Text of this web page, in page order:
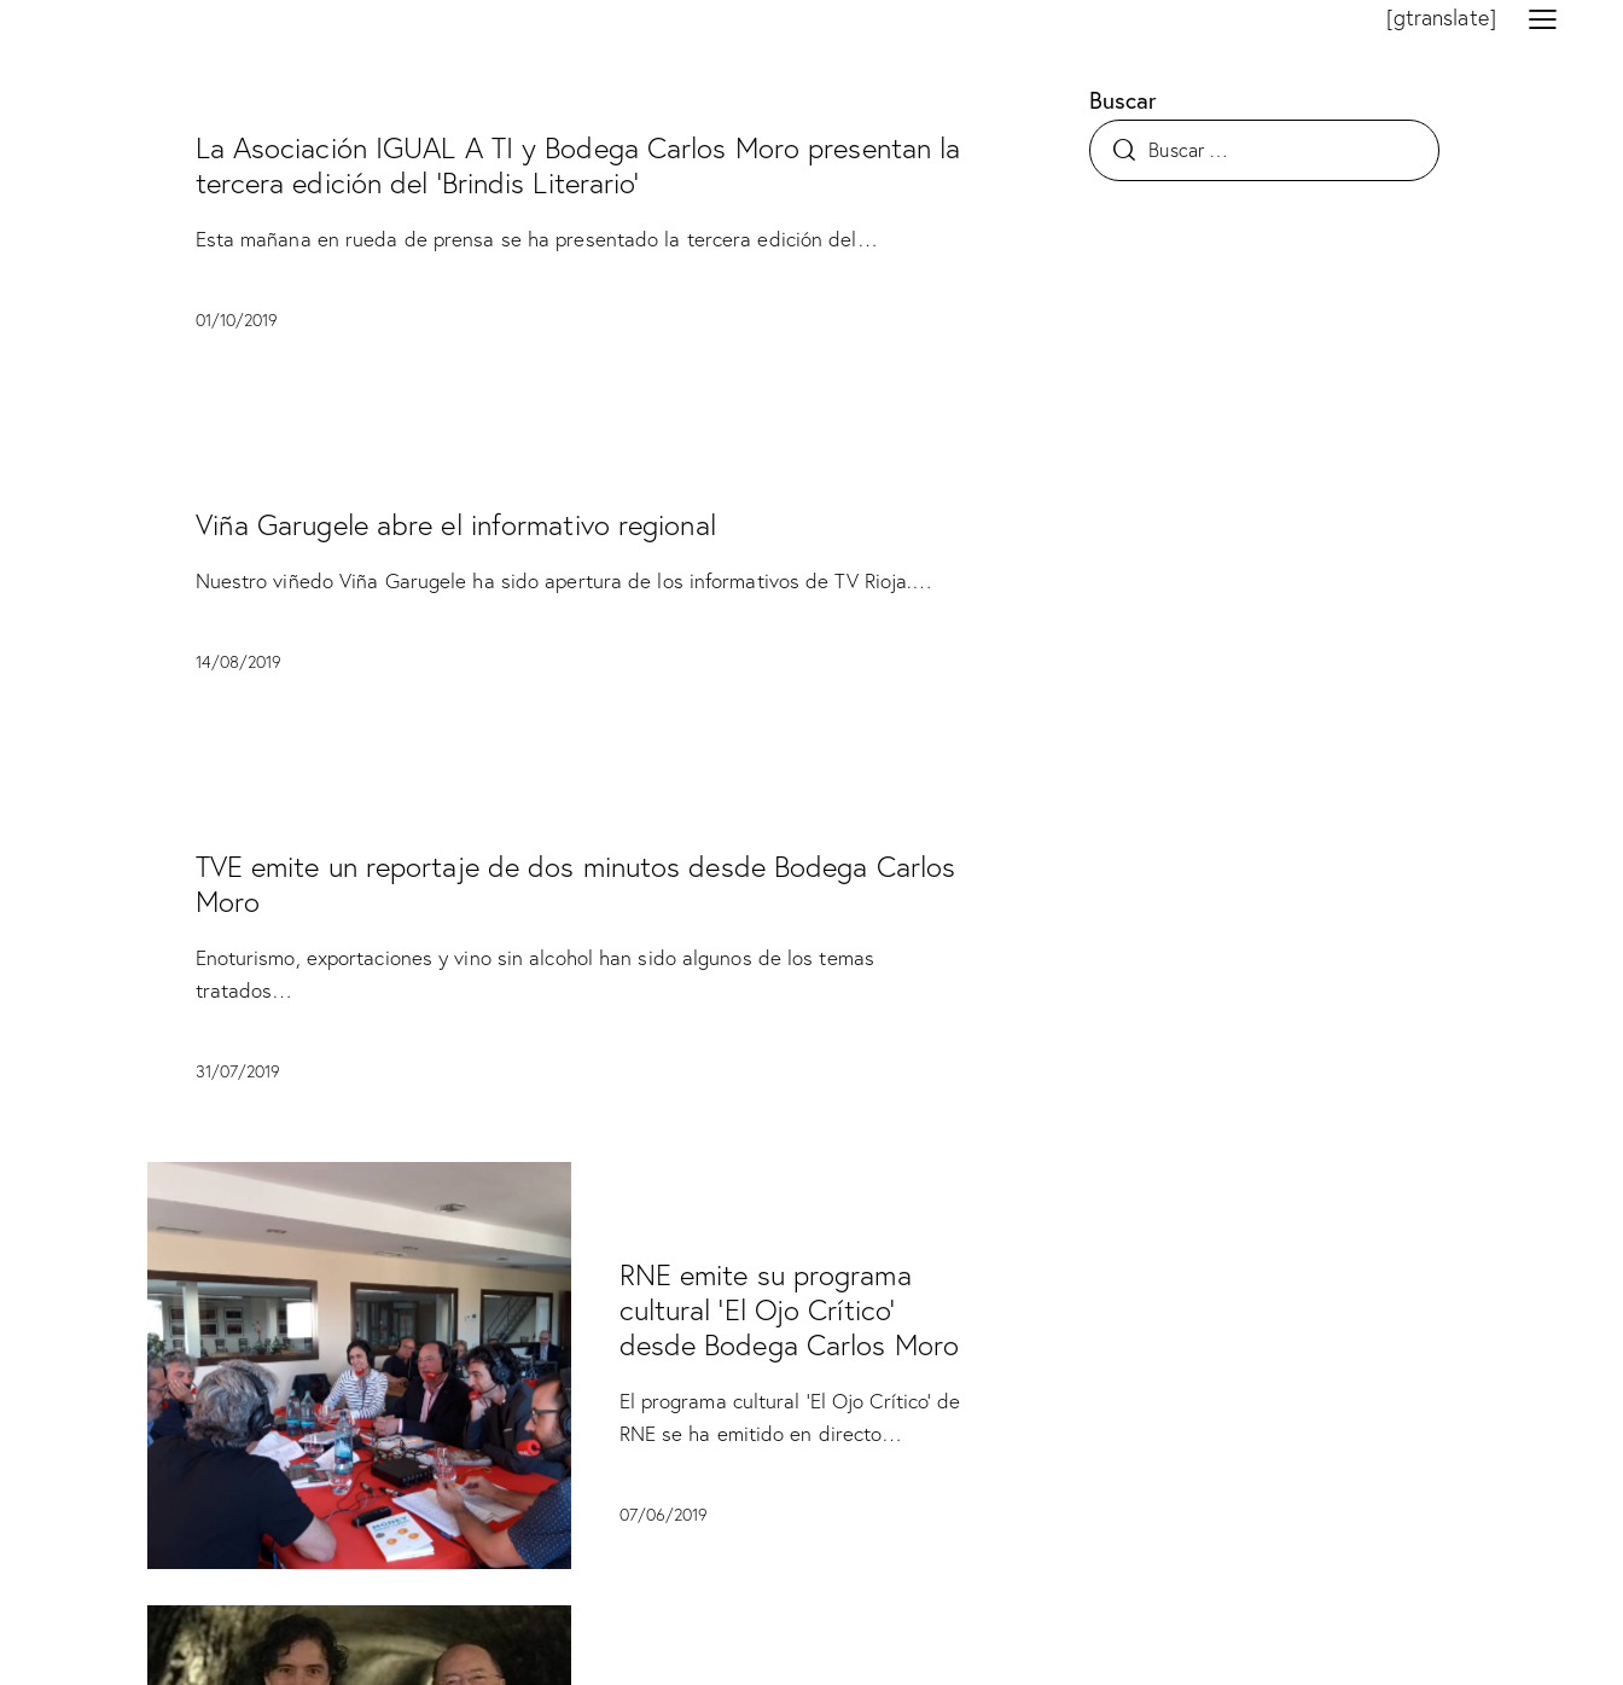
[gtranslate]
La Asociación IGUAL A TI y Bodega Carlos Moro presentan la
tercera edición del ‘Brindis Literario’
Esta mañana en rueda de prensa se ha presentado la tercera edición del…
01/10/2019
Viña Garugele abre el informativo regional
Nuestro viñedo Viña Garugele ha sido apertura de los informativos de TV Rioja.…
14/08/2019
TVE emite un reportaje de dos minutos desde Bodega Carlos
Moro
Enoturismo, exportaciones y vino sin alcohol han sido algunos de los temas
tratados…
31/07/2019
RNE emite su programa
cultural ‘El Ojo Crítico’
desde Bodega Carlos Moro
El programa cultural 'El Ojo Crítico' de
RNE se ha emitido en directo…
07/06/2019
Buscar